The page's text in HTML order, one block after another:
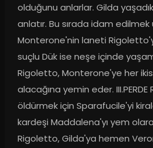
olduğunu anlarlar. Gilda
anlatır. Bu sırada idam
Monterone'nin laneti
suçlu Dük ise neşe içinde
Rigoletto, Monterone'ye her
alacağına yemin eder.
öldürmek için Sparafucile'yi
kardeşi Maddalena'yı yem
Rigoletto, Gilda'ya hemen